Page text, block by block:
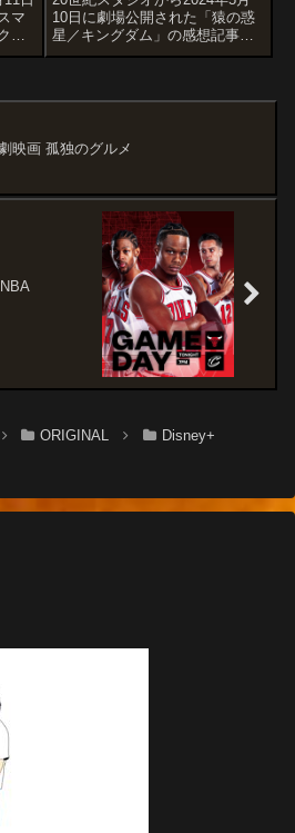
マ
・
コ
ら
一
10日に劇場公開された「猿の惑
星／キングダム」の感想記事で
す。SF映画『猿の惑星』シリー
ート・ウォー)』(2017)から約300
劇映画 孤独のグルメ
ORIGINAL Disney+